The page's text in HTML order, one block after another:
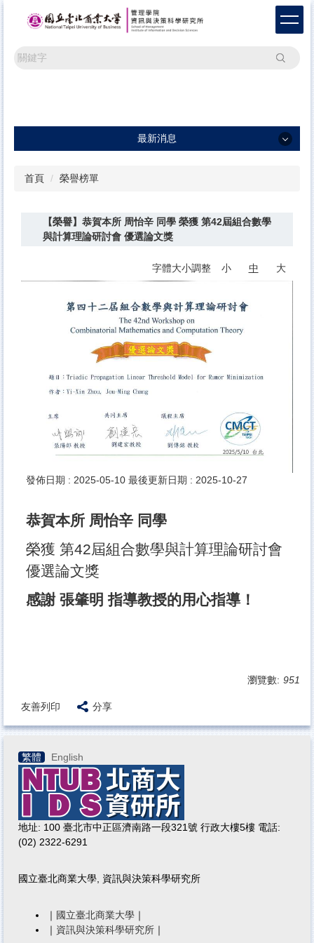
搜尋
最新消息
學術活動
首頁 榮譽榜單
【榮譽】恭賀本所 周怡辛 同學 榮獲 第42屆組合數學
與計算理論研討會 優選論文獎
字體大小調整 小 中 大
發佈日期 : 2025-05-10 最後更新日期 : 2025-10-27
恭賀本所 周怡辛 同學
榮獲 第42屆組合數學與計算理論研討會
優選論文獎
感謝 張肇明 指導教授的用心指導！
瀏覽數: 951
友善列印 分享
繁體 English
地址: 100 臺北市中正區濟南路一段321號 行政大樓5樓 電話:
(02) 2322-6291
國立臺北商業大學, 資訊與決策科學研究所
｜ 國立臺北商業大學 ｜
｜ 資訊與決策科學研究所 ｜